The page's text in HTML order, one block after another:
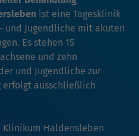
ist eine Tagesklinik
und Jugendliche mit akuten
Es stehen 15
und zehn
und Jugendliche zur
erfolgt ausschließlich
Klinikum Haldensleben